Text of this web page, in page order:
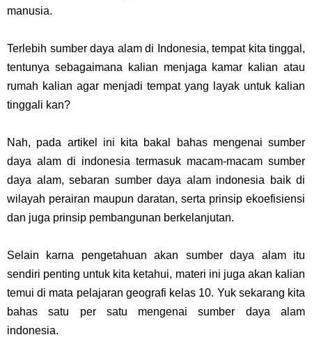
manusia.
Terlebih sumber daya alam di Indonesia, tempat kita tinggal,
tentunya sebagaimana kalian menjaga kamar kalian atau
rumah kalian agar menjadi tempat yang layak untuk kalian
tinggali kan?
Nah, pada artikel ini kita bakal bahas mengenai sumber
daya alam di indonesia termasuk macam-macam sumber
daya alam, sebaran sumber daya alam indonesia baik di
wilayah perairan maupun daratan, serta prinsip ekoefisiensi
dan juga prinsip pembangunan berkelanjutan.
Selain karna pengetahuan akan sumber daya alam itu
sendiri penting untuk kita ketahui, materi ini juga akan kalian
temui di mata pelajaran geografi kelas 10. Yuk sekarang kita
bahas satu per satu mengenai sumber daya alam
indonesia.